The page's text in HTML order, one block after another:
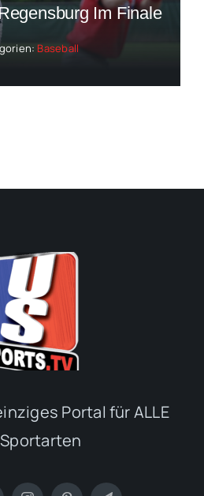
Im Finale
Baseball
Portal für ALLE